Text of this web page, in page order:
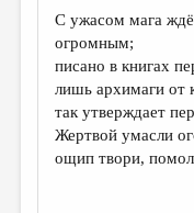
НОВОСТИ
ПРАВИЛА САЙТА
ОТДЕЛЫ И РУБРИКИ
ИЗБРАННОЕ
С ужасом мага
огромным;
писано в книгах
лишь архимаги от
так утверждает
Жертвой умасли
ощип твори,